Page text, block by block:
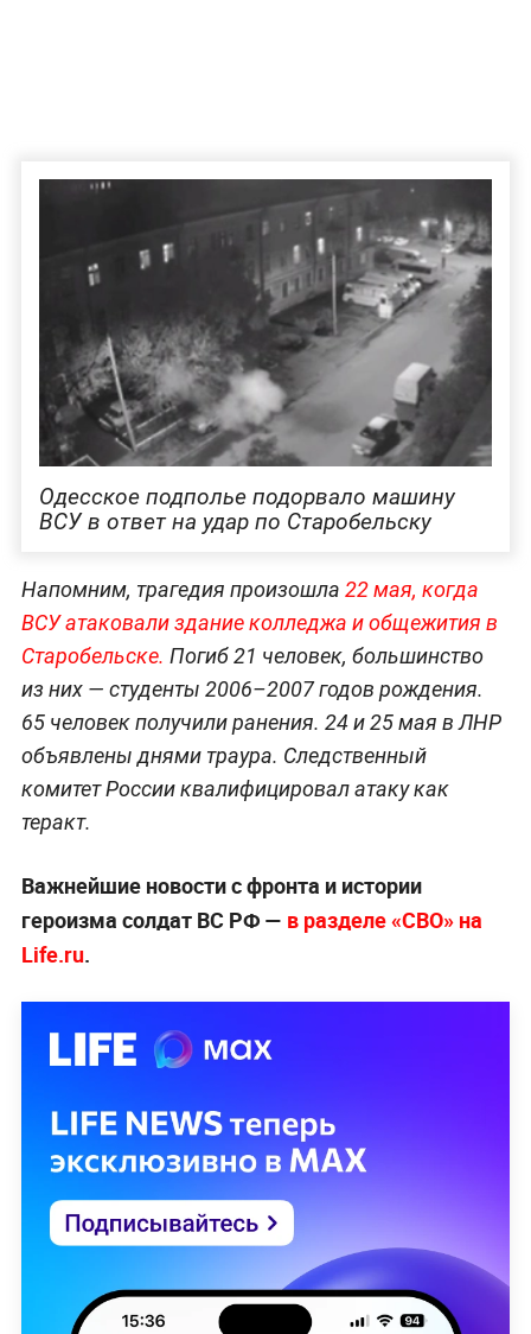
Одесское подполье подорвало машину
ВСУ в ответ на удар по Старобельску
Напомним, трагедия произошла 22 мая, когда
ВСУ атаковали здание колледжа и общежития в
Старобельске. Погиб 21 человек, большинство
из них — студенты 2006–2007 годов рождения.
65 человек получили ранения. 24 и 25 мая в ЛНР
объявлены днями траура. Следственный
комитет России квалифицировал атаку как
теракт.
Важнейшие новости с фронта и истории
героизма солдат ВС РФ — в разделе «СВО» на
Life.ru.